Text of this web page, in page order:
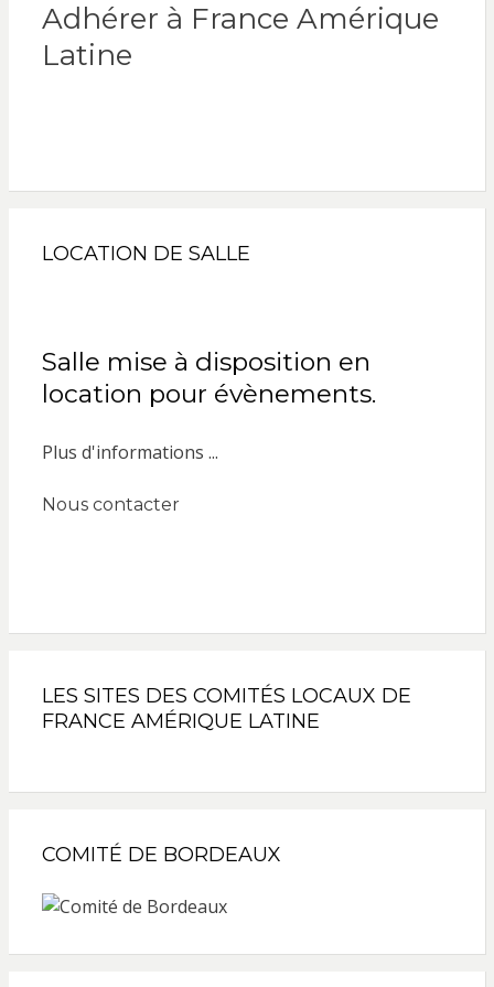
Adhérer à France Amérique
Latine
LOCATION DE SALLE
Salle mise à disposition en
location pour évènements.
Plus d'informations ...
Nous contacter
LES SITES DES COMITÉS LOCAUX DE
FRANCE AMÉRIQUE LATINE
COMITÉ DE BORDEAUX